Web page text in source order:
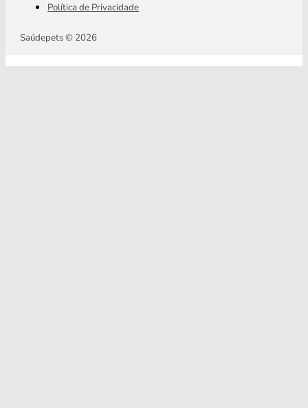
Política de Privacidade
Saúdepets © 2026